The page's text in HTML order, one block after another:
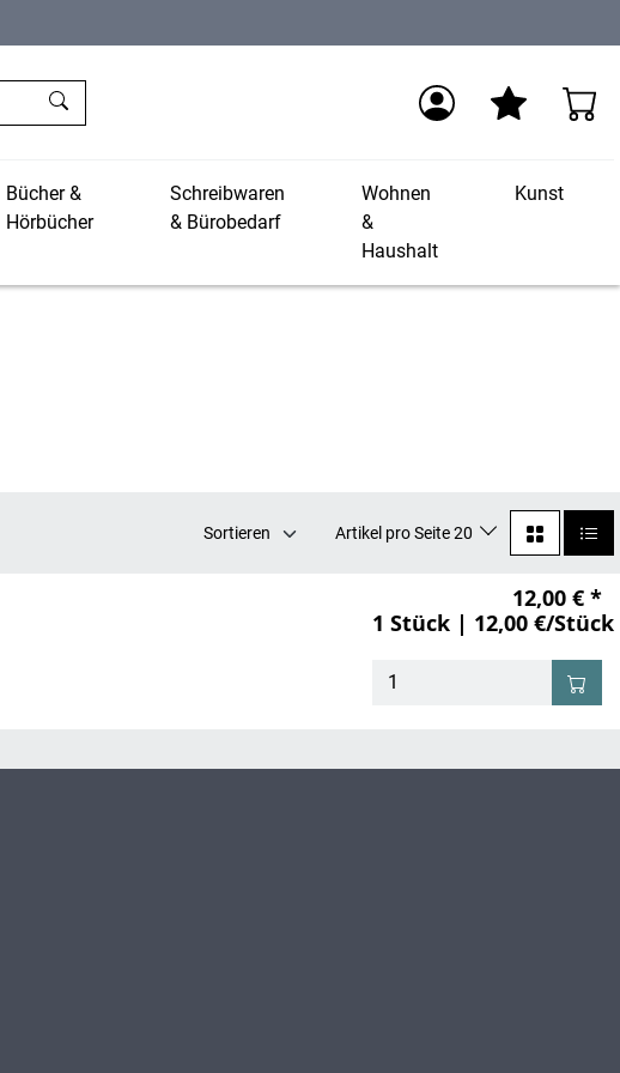
Bücher &
Hörbücher
Schreibwaren
& Bürobedarf
Wohnen
&
Haushalt
Kunst
Sortieren Artikel pro Seite 20
12,00 € *
1 Stück | 12,00 €/Stück